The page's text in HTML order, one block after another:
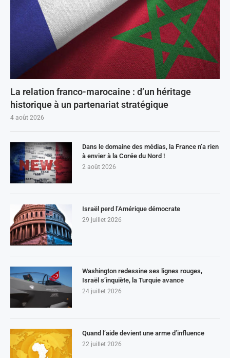
La relation franco-marocaine : d’un héritage
historique à un partenariat stratégique
4 août 2026
Dans le domaine des médias, la France n’a rien
à envier à la Corée du Nord !
2 août 2026
Israël perd l’Amérique démocrate
29 juillet 2026
Washington redessine ses lignes rouges,
Israël s’inquiète, la Turquie avance
24 juillet 2026
Quand l’aide devient une arme d’influence
22 juillet 2026